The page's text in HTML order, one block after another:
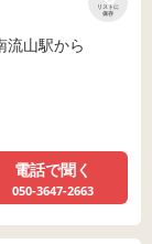
リストに
保存
流山駅から
電話で聞く
050-3647-2663